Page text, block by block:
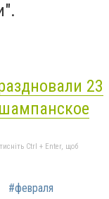
23
Ctrl + Enter, щоб
#февраля